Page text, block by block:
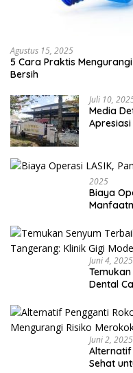
Agustus 15, 2025
5 Cara Praktis
Bersih
Juli 10,
Media
2025
Biaya
Juni 4, 2025
Dental
Juni 2, 2025
Alternatif
Sehat